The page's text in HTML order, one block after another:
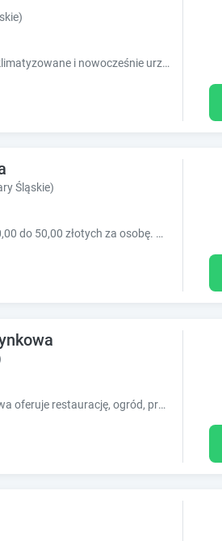
Do dyspozycji naszych Gości oddajemy klimatyzowane i nowocześnie urządzone, pełne luksusu apartamenty.
Śląskie)
Nowy obiekt. Cena za pokój za noc od 30,00 do 50,00 złotych za osobę. Ostateczna cena zależy od uwarunkowań rynkowych (relacja popyt/podaż, czasok.
Obiekt MARINASURF Baza Wypoczynkowa oferuje restaurację, ogród, prywatną plażę i bar. Odległość ważnych miejsc od obiektu: Uniwersytet Śląs